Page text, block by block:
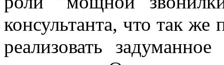
консультанта, что так же
реализовать